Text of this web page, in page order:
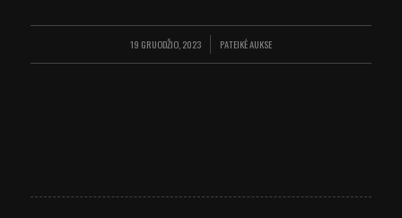
19 GRUODŽIO, 2023
/ PATEIKĖAUKSE